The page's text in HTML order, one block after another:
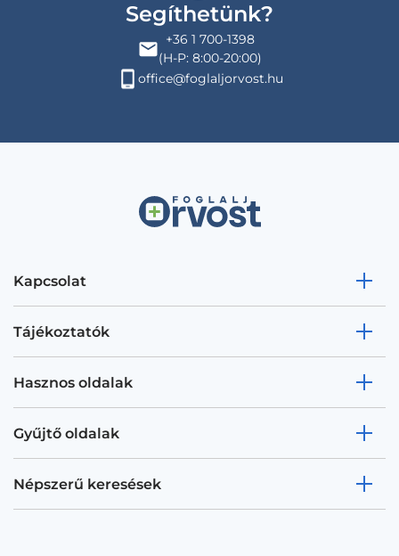
Segíthetünk?
+36 1 700-1398
(H-P: 8:00-20:00)
office@foglaljorvost.hu
Kapcsolat
Tájékoztatók
Hasznos oldalak
Gyűjtő oldalak
Népszerű keresések